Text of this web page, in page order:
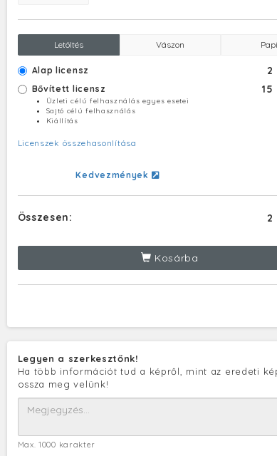
Letöltés Vászon
Alap licensz 2
Bővített licensz 15
Üzleti célú felhasználás egyes esetei
Sajtó célú felhasználás
Kiállítás
Licenszek összehasonlítása
Kedvezmények
Összesen: 2
Kosárba
Legyen a szerkesztőnk!
Ha több információt tud a képről, mint az eredeti
ossza meg velünk!
Max. 1000 karakter